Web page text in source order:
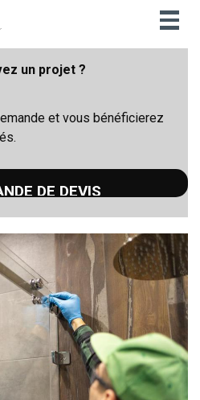
un projet ?
et vous bénéficierez
DE DEVIS